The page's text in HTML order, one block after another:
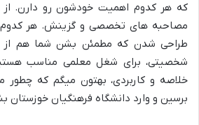
که هر کدوم اهمیت خودشون رو دارن. از
مصاحبه های تخصصی و گزینش. هر کدوم
طراحی شدن که مطمئن بشن شما هم از
شخصیتی، برای شغل معلمی مناسب
خلاصه و کاربردی، بهتون میگم که چطور
برسین و وارد دانشگاه فرهنگیان خوزستان